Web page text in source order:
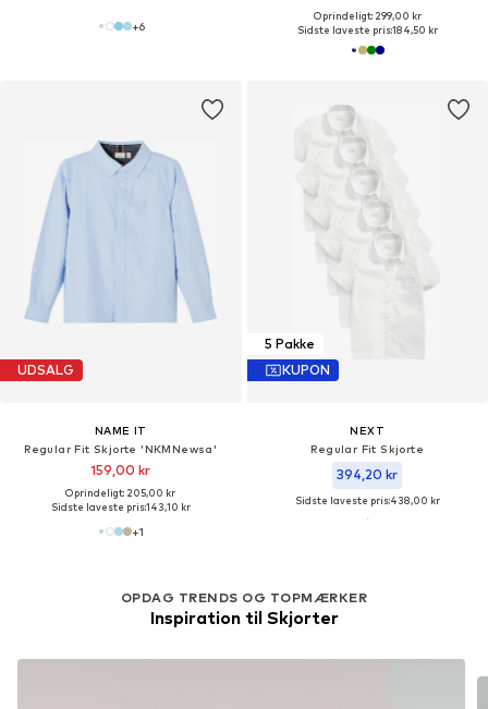
+6
Oprindeligt: 299,00 kr
Sidste laveste pris:184,50 kr
UDSALG
NAME IT
Regular Fit Skjorte 'NKMNewsa'
159,00 kr
Oprindeligt: 205,00 kr
Sidste laveste pris:143,10 kr
+1
5 Pakke
KUPON
NEXT
Regular Fit Skjorte
394,20 kr
Sidste laveste pris:438,00 kr
OPDAG TRENDS OG TOPMÆRKER
Inspiration til Skjorter